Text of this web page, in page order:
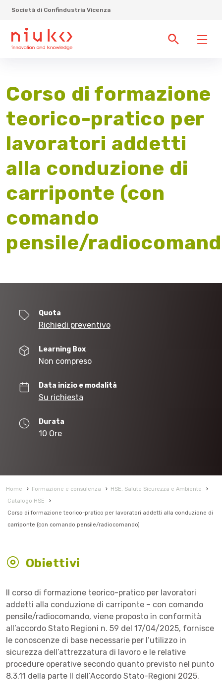
Società di Confindustria Vicenza
Corso di formazione
teorico-pratico per
lavoratori addetti
alla conduzione di
carriponte (con
comando
pensile/
Quota
Richiedi preventivo
Learning Box
Non compreso
Data inizio e modalità
Su richiesta
Durata
10 Ore
Home › Formazione e consulenza › HSE, Salute Sicurezza e Ambiente
›
Catalogo HSE
›
Corso di formazione teorico-pratico per lavoratori addetti alla conduzione di
carriponte (con comando pensile/radiocomando)
Obiettivi
Il corso di formazione teorico-pratico per lavoratori
addetti alla conduzione di carriponte – con comando
pensile/radiocomando, viene proposto in conformità
all’accordo Stato Regioni n. 59 del 17/04/2025, fornisce
le conoscenze di base necessarie per l’utilizzo in
sicurezza dell’attrezzatura di lavoro e le relative
procedure operative secondo quanto previsto nel punto
8.3.11 della parte II dell’Accordo Stato-Regioni 2025.